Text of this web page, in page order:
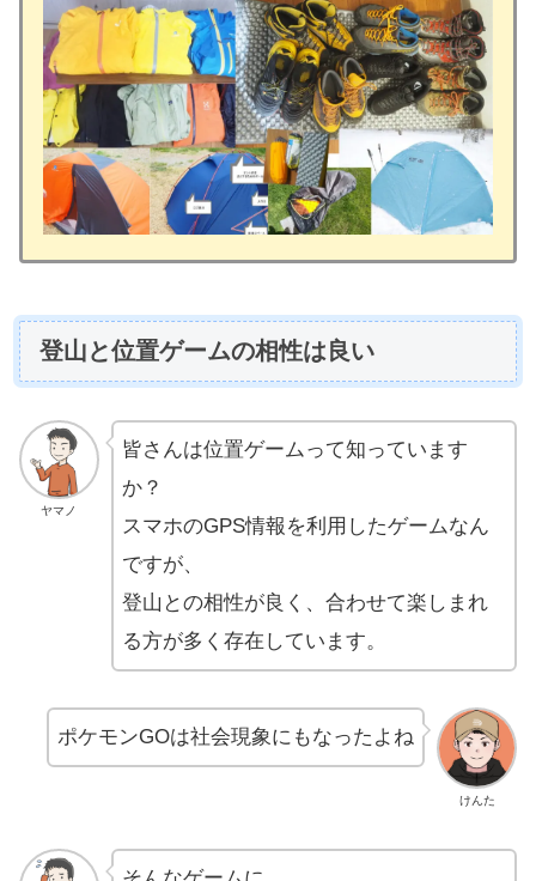
登山と位置ゲームの相性は良い
ヤマノ
皆さんは位置ゲームって知っています
か？
スマホのGPS情報を利用したゲームなん
ですが、
登山との相性が良く、合わせて楽しまれ
る方が多く存在しています。
けんた
ポケモンGOは社会現象にもなったよね